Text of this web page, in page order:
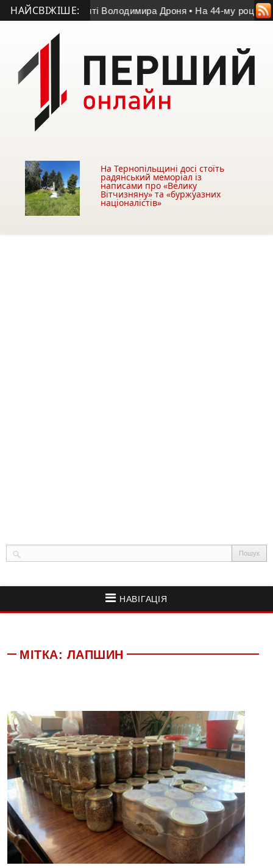
НАЙСВІЖІШЕ:
у матчі пам’яті Володимира Дроня • На 44-му році
На Тернопільщині досі стоїть
радянський меморіал із
написами про «Велику
Вітчизняну» та «буржуазних
націоналістів»
НАВІГАЦІЯ
МІТКА: ЛАПШИН